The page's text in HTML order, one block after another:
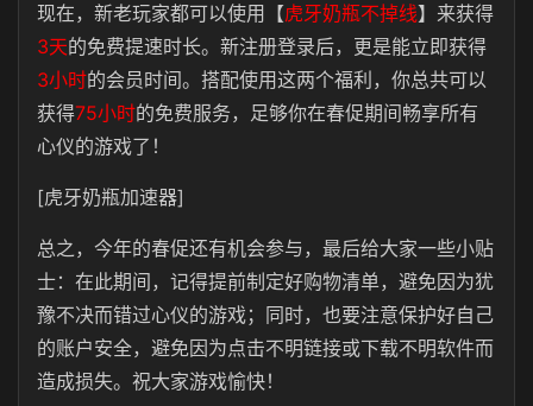
现在，新老玩家都可以使用【虎牙奶瓶不掉线】来获得
3天的免费提速时长。新注册登录后，更是能立即获得
3小时的会员时间。搭配使用这两个福利，你总共可以
获得75小时的免费服务，足够你在春促期间畅享所有
心仪的游戏了！
[虎牙奶瓶加速器]
总之，今年的春促还有机会参与，最后给大家一些小贴
士：在此期间，记得提前制定好购物清单，避免因为犹
豫不决而错过心仪的游戏；同时，也要注意保护好自己
的账户安全，避免因为点击不明链接或下载不明软件而
造成损失。祝大家游戏愉快！